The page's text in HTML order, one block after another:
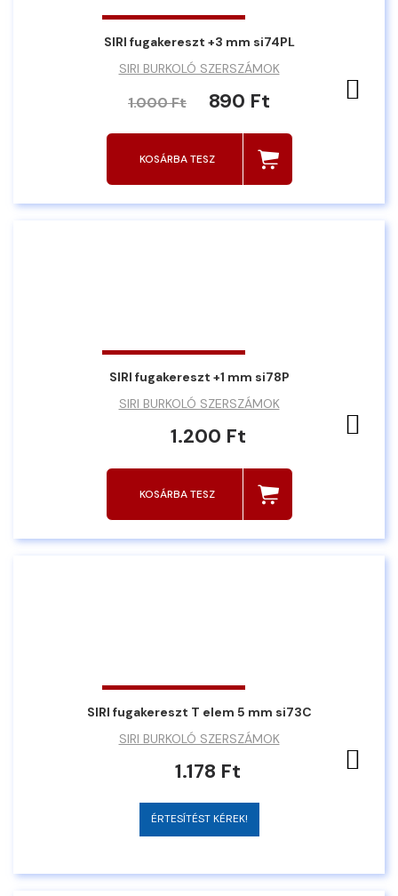
SIRI fugakereszt +3 mm si74PL
SIRI BURKOLÓ SZERSZÁMOK
1.000 Ft 890 Ft
KOSÁRBA TESZ
SIRI fugakereszt +1 mm si78P
SIRI BURKOLÓ SZERSZÁMOK
1.200 Ft
KOSÁRBA TESZ
SIRI fugakereszt T elem 5 mm si73C
SIRI BURKOLÓ SZERSZÁMOK
1.178 Ft
ÉRTESÍTÉST KÉREK!